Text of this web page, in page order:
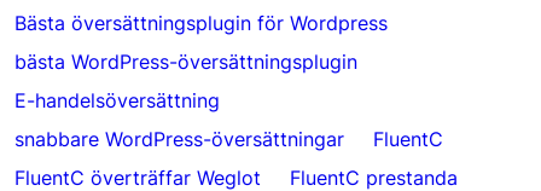
Bästa översättningsplugin för Wordpress
bästa WordPress-översättningsplugin
E-handelsöversättning
snabbare WordPress-översättningar
FluentC
FluentC överträffar Weglot
FluentC prestanda